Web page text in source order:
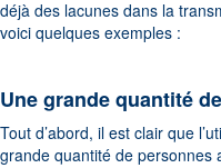
déjà des lacunes dans la
voici quelques exemples :
Une grande quantité
Tout d’abord, il est clair que
grande quantité de personnes